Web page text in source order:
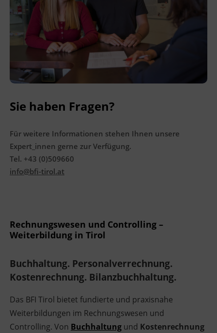
Ingenieurzertifizierung
BFI Reutte
BFI Schwaz
Sie haben Fragen?
Für weitere Informationen stehen Ihnen unsere
Expert_innen gerne zur Verfügung.
Tel. +43 (0)509660
info@bfi-tirol.at
Rechnungswesen und Controlling –
Weiterbildung in Tirol
Buchhaltung. Personalverrechnung.
Kostenrechnung. Bilanzbuchhaltung.
Das BFI Tirol bietet fundierte und praxisnahe
Weiterbildungen im Rechnungswesen und
Controlling. Von Buchhaltung und Kostenrechnung